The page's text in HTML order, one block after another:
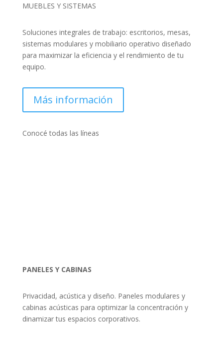
MUEBLES Y SISTEMAS
Soluciones integrales de trabajo: escritorios, mesas,
sistemas modulares y mobiliario operativo diseñado
para maximizar la eficiencia y el rendimiento de tu
equipo.
Más información
Conocé todas las líneas
PANELES Y CABINAS
Privacidad, acústica y diseño. Paneles modulares y
cabinas acústicas para optimizar la concentración y
dinamizar tus espacios corporativos.